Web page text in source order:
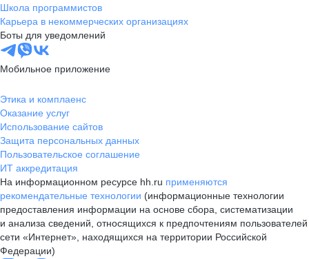
Школа программистов
Карьера в некоммерческих организациях
Боты для уведомлений
Мобильное приложение
Этика и комплаенс
Оказание услуг
Использование сайтов
Защита персональных данных
Пользовательское соглашение
ИТ аккредитация
На информационном ресурсе hh.ru применяются
рекомендательные технологии (информационные технологии
предоставления информации на основе сбора, систематизации
и анализа сведений, относящихся к предпочтениям пользователей
сети «Интернет», находящихся на территории Российской
Федерации)